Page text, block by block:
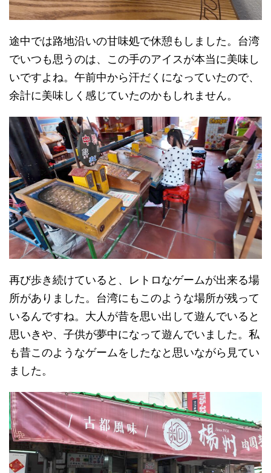
途中では路地沿いの甘味処で休憩もしました。台湾
でいつも思うのは、この手のアイスが本当に美味し
いですよね。午前中から汗だくになっていたので、
余計に美味しく感じていたのかもしれません。
再び歩き続けていると、レトロなゲームが出来る場
所がありました。台湾にもこのような場所が残って
いるんですね。大人が昔を思い出して遊んでいると
思いきや、子供が夢中になって遊んでいました。私
も昔このようなゲームをしたなと思いながら見てい
ました。